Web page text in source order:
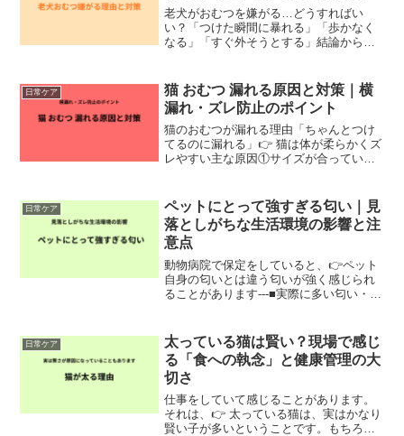
老犬がおむつを嫌がる…どうすればい
い？「つけた瞬間に暴れる」「歩かなく
なる」「すぐ外そうとする」結論から言
👉 合っていないおむつ＝ほぼ確実に嫌が
ります放置すると・...
日常ケア
猫 おむつ 漏れる原因と対策｜横
漏れ・ズレ防止のポイント
猫のおむつが漏れる理由「ちゃんとつけ
てるのに漏れる」👉 猫は体が柔らかくズ
レやすい主な原因①サイズが合っていな
い【結論】漏れるならこれ👉 今すぐ見る
（漏れにくい猫用...
日常ケア
ペットにとって強すぎる匂い｜見
落としがちな生活環境の影響と注
意点
動物病院で保定をしていると、👉ペット
自身の匂いとは違う匂いが強く感じられ
ることがあります---■実際に多い匂い・香
トには強い飼い主さんにとっては日常で
も👉ペットに...
日常ケア
太っている猫は賢い？現場で感じ
る「食への執念」と健康管理の大
切さ
仕事をしていて感じることがあります。
それは、👉 太っている猫は、実はかなり
賢い子が多いということです。もちろん